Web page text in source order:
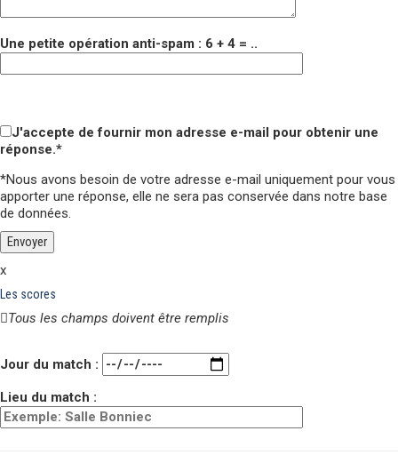
Une petite opération anti-spam : 6 + 4 = ..
J'accepte de fournir mon adresse e-mail pour obtenir une
réponse.*
*Nous avons besoin de votre adresse e-mail uniquement pour vous
apporter une réponse, elle ne sera pas conservée dans notre base
de données.
x
Les scores
Tous les champs doivent être remplis
Jour du match :
Lieu du match :